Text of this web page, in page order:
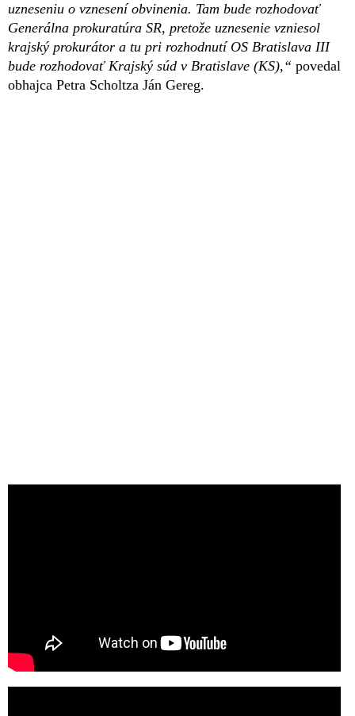
uzneseniu o vznesení obvinenia. Tam bude rozhodovať
Generálna prokuratúra SR, pretože uznesenie vzniesol
krajský prokurátor a tu pri rozhodnutí OS Bratislava III
bude rozhodovať Krajský súd v Bratislave (KS),“ povedal
obhajca Petra Scholtza Ján Gereg.